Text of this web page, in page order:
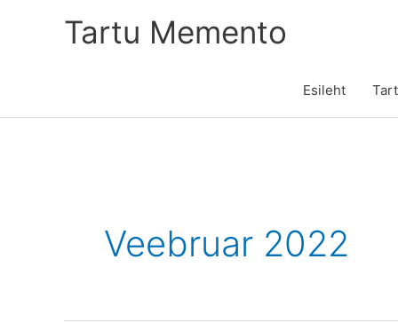
Tartu Memento
Esileht
Veebruar 2022